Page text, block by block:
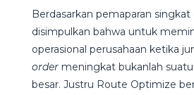
Berdasarkan pemaparan
disimpulkan bahwa untuk
operasional perusahaan ketika
ordermeningkat bukanlah
besar. Justru Route Optimize